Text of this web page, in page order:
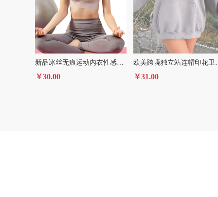
新品冰丝无痕运动内衣性感细带交叉无钢圈瑜珈美背文胸背心女批发
￥30.00
欧美跨境独
￥31.00